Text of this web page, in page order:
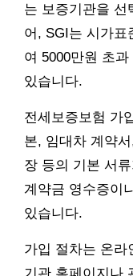
는 보증기관을 선
어, SGI는 시가표
여 5000만원 초
있습니다.
전세보증보험 가
본, 임대차 계약
장 등의 기본 서
계약금 영수증이
있습니다.
가입 절차는 온라